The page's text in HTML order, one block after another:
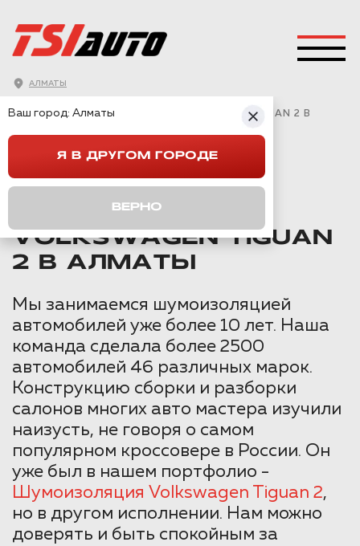
АЛМАТЫ
ПОЛНАЯ ШУМОИЗОЛЯЦИЯ VOLKSWAGEN TIGUAN 2 В
ПОЛНАЯ
ШУМОИЗОЛЯЦИЯ
VOLKSWAGEN TIGUAN
2 В АЛМАТЫ
Мы занимаемся шумоизоляцией
автомобилей уже более 10 лет. Наша
команда сделала более 2500
автомобилей 46 различных марок.
Конструкцию сборки и разборки
салонов многих авто мастера изучили
наизусть, не говоря о самом
популярном кроссовере в России. Он
уже был в нашем портфолио -
Шумоизоляция Volkswagen Tiguan 2,
но в другом исполнении. Нам можно
доверять и быть спокойным за
Ваш город: Алматы
Я В ДРУГОМ ГОРОДЕ
ВЕРНО